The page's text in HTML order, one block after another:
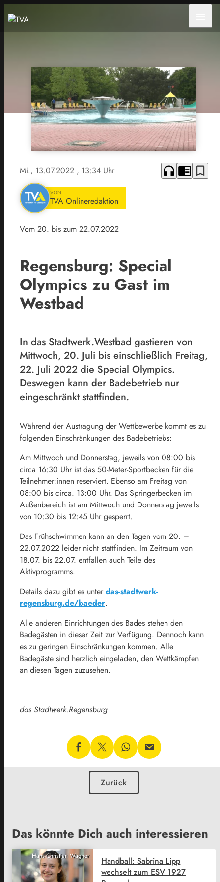
Mi., 13.07.2022 , 13:34 Uhr headphones chrome_reader_mode bookmark_border
VON
TVA Onlineredaktion
Vom 20. bis zum 22.07.2022
Regensburg: Special
Olympics zu Gast im
Westbad
In das Stadtwerk.Westbad gastieren von
Mittwoch, 20. Juli bis einschließlich Freitag,
22. Juli 2022 die Special Olympics.
Deswegen kann der Badebetrieb nur
eingeschränkt stattfinden.
Während der Austragung der Wettbewerbe kommt es zu
folgenden Einschränkungen des Badebetriebs:
Am Mittwoch und Donnerstag, jeweils von 08:00 bis
circa 16:30 Uhr ist das 50-Meter-Sportbecken für die
Teilnehmer:innen reserviert. Ebenso am Freitag von
08:00 bis circa. 13:00 Uhr. Das Springerbecken im
Außenbereich ist am Mittwoch und Donnerstag jeweils
von 10:30 bis 12:45 Uhr gesperrt.
Das Frühschwimmen kann an den Tagen vom 20. –
22.07.2022 leider nicht stattfinden. Im Zeitraum von
18.07. bis 22.07. entfallen auch Teile des
Aktivprogramms.
Details dazu gibt es unter das-stadtwerk-
regensburg.de/baeder.
Alle anderen Einrichtungen des Bades stehen den
Badegästen in dieser Zeit zur Verfügung. Dennoch kann
es zu geringen Einschränkungen kommen. Alle
Badegäste sind herzlich eingeladen, den Wettkämpfen
an diesen Tagen zuzusehen.
das Stadtwerk.Regensburg
Zurück
Das könnte Dich auch interessieren
Hans-Christian Wagner
Handball: Sabrina Lipp
wechselt zum ESV 1927